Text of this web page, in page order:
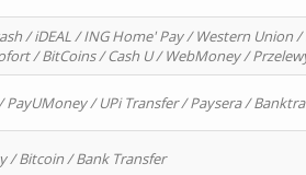
/ iDEAL / ING Home' Pay / Western Union /
/ BitCoins / Cash U / WebMoney /
/ UPi Transfer / Paysera /
/ Bitcoin / Bank Transfer